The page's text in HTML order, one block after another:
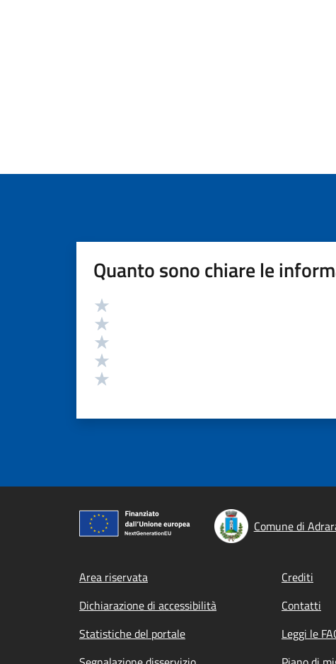
Quanto sono chiare le
Valutazione
Comune di
Footer menu
Area riservata Crediti
Dichiarazione di accessibilità
Contatti
Statistiche del portale
Leggi le